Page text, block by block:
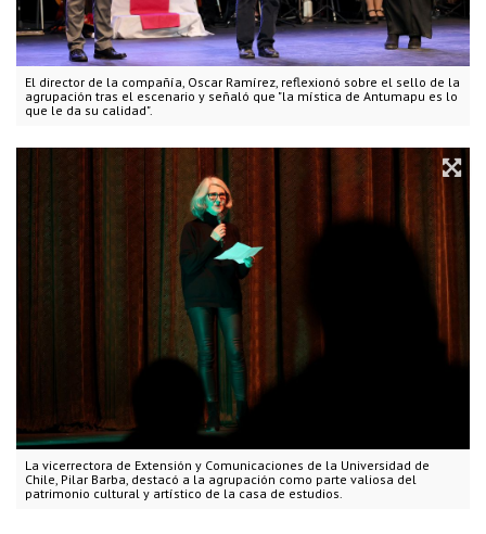
El director de la compañía, Oscar Ramírez, reflexionó sobre el sello de la
agrupación tras el escenario y señaló que "la mística de Antumapu es lo
que le da su calidad".
La vicerrectora de Extensión y Comunicaciones de la Universidad de
Chile, Pilar Barba, destacó a la agrupación como parte valiosa del
patrimonio cultural y artístico de la casa de estudios.